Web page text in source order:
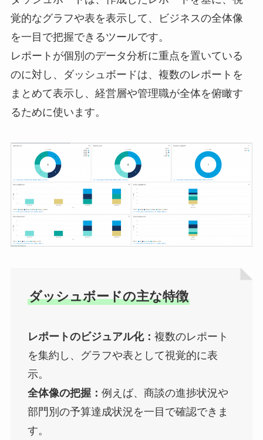
覚的なグラフや表を表示して、ビジネスの全体像
を一目で把握できるツールです。
レポートが個別のデータ分析に重点を置いている
のに対し、ダッシュボードは、複数のレポートを
まとめて表示し、経営層や管理職が全体を俯瞰す
るために使います。
ダッシュボードの主な特徴
レポートのビジュアル化： 複数のレポート
を集約し、グラフや表として視覚的に表
示。
全体像の把握： 例えば、商談の進捗状況や
部門別の予算達成状況を一目で確認できま
す。